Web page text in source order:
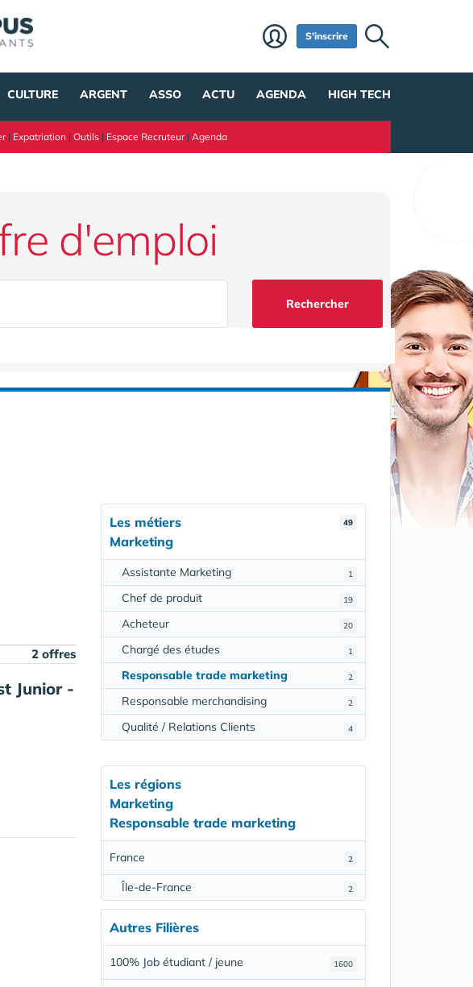
S'inscrire
CULTURE ARGENT ASSO ACTU AGENDA HIGH TECH
| Expatriation | Outils | Espace Recruteur| Agenda
d'emploi
Rechercher
2 offres
Junior -
49
Les métiers
Marketing
1
Assistante Marketing
19
Chef de produit
20
Acheteur
1
Chargé des études
2
Responsable trade marketing
2
Responsable merchandising
4
Qualité / Relations Clients
Les régions
Marketing
Responsable trade marketing
2
France
2
Île-de-France
Autres Filières
1600
100% Job étudiant / jeune